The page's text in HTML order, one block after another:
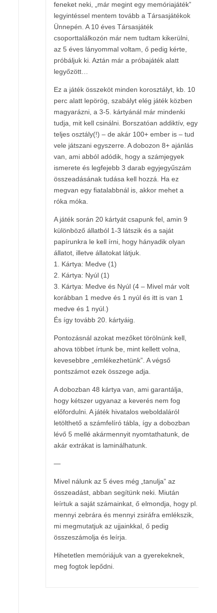
feneket neki, „már megint egy memóriajáték”
legyintéssel mentem tovább a Társasjátékok
Ünnepén. A 10 éves Társasjáték
csoporttalálkozón már nem tudtam kikerülni,
az 5 éves lányommal voltam, ő pedig kérte,
próbáljuk ki. Aztán már a próbajáték alatt
legyőzött…
Ez a játék összeköt minden korosztályt, kb. 10
perc alatt lepörög, szabályt elég játék közben
magyarázni, a 3-5. kártyánál már mindenki
tudja, mit kell csinálni. Borszatóan addiktív, egy
teljes osztály(!) – de akár 100+ ember is – tud
vele játszani egyszerre. A dobozon 8+ ajánlás
van, ami abból adódik, hogy a számjegyek
ismerete és legfejebb 3 darab egyjegyűszám
összeadásának tudása kell hozzá. Ha ez
megvan egy fiatalabbnál is, akkor mehet a
róka móka.
A játék során 20 kártyát csapunk fel, amin 9
különböző állatból 1-3 látszik és a saját
papírunkra le kell írni, hogy hányadik olyan
állatot, illetve állatokat látjuk.
1. Kártya: Medve (1)
2. Kártya: Nyúl (1)
3. Kártya: Medve és Nyúl (4 – Mivel már volt
korábban 1 medve és 1 nyúl és itt is van 1
medve és 1 nyúl.)
És így tovább 20. kártyáig.
Pontozásnál azokat mezőket törölnünk kell,
ahova többet írtunk be, mint kellett volna,
kevesebbre „emlékezhetünk”. A végső
pontszámot ezek összege adja.
A dobozban 48 kártya van, ami garantálja,
hogy kétszer ugyanaz a keverés nem fog
előfordulni. A játék hivatalos weboldaláról
letölthető a számfelíró tábla, így a dobozban
lévő 5 mellé akármennyit nyomtathatunk, de
akár extrákat is laminálhatunk.
—
Mivel nálunk az 5 éves még „tanulja” az
összeadást, abban segítünk neki. Miután
leírtuk a saját számainkat, ő elmondja, hogy pl.
mennyi zebrára és mennyi zsiráfra emlékszik,
mi megmutatjuk az ujjainkkal, ő pedig
összeszámolja és leírja.
Hihetetlen memóriájuk van a gyerekeknek,
meg fogtok lepődni.